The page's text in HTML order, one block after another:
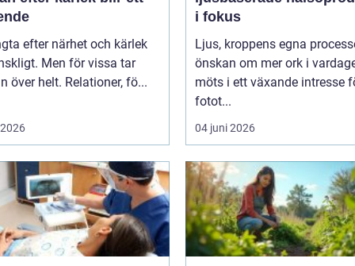
efter närhet och kärlek
Men för vissa tar
över helt. Relationer, fö...
i fokus
Ljus, kroppens egna
önskan om mer ork i
möts i ett växande intresse
fotot...
04 juni 2026